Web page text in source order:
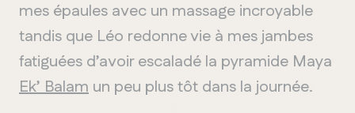
mes épaules avec un massage incroyable
tandis que Léo redonne vie à mes jambes
fatiguées d’avoir escaladé la pyramide Maya
Ek’ Balam un peu plus tôt dans la journée.